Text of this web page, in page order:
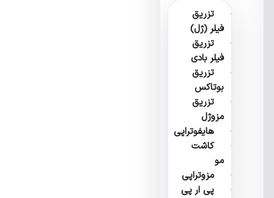
تزریق
فیلر (ژل)
تزریق
فیلر بادی
تزریق
بوتاکس
تزریق
مزوژل
هایفوتراپی
کاشت
مزوتراپی
پی ار پی